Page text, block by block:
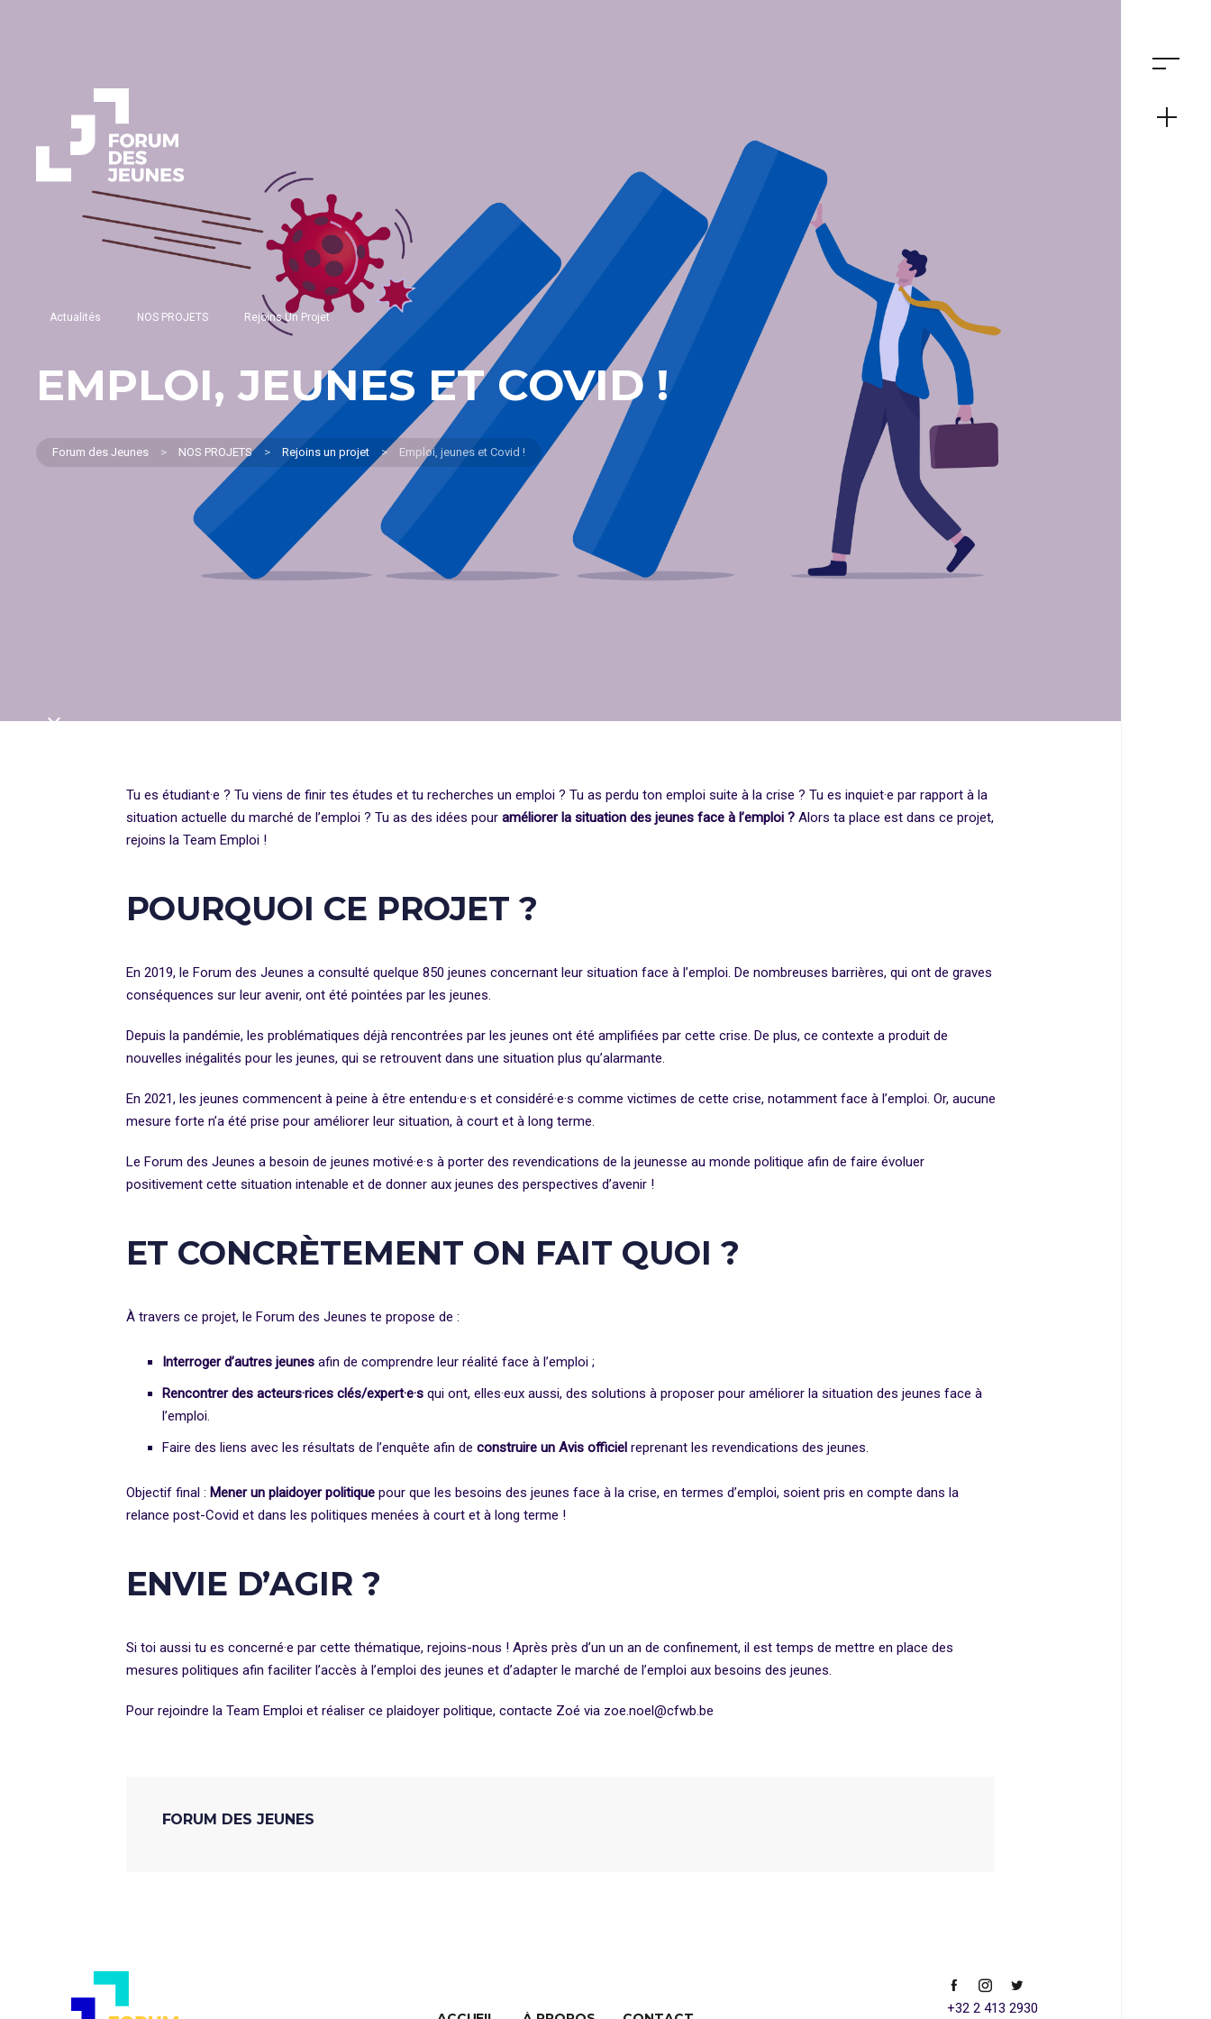
Actualités NOS PROJETS Rejoins Un Projet
EMPLOI, JEUNES ET COVID !
Forum des Jeunes > NOS PROJETS > Rejoins un projet > Emploi, jeunes et Covid !
Tu es étudiant·e ? Tu viens de finir tes études et tu recherches un emploi ? Tu as perdu ton emploi suite à la crise ? Tu es inquiet·e par rapport à la
situation actuelle du marché de l’emploi ? Tu as des idées pour améliorer la situation des jeunes face à l’emploi ? Alors ta place est dans ce projet,
rejoins la Team Emploi !
POURQUOI CE PROJET ?
En 2019, le Forum des Jeunes a consulté quelque 850 jeunes concernant leur situation face à l’emploi. De nombreuses barrières, qui ont de graves
conséquences sur leur avenir, ont été pointées par les jeunes.
Depuis la pandémie, les problématiques déjà rencontrées par les jeunes ont été amplifiées par cette crise. De plus, ce contexte a produit de
nouvelles inégalités pour les jeunes, qui se retrouvent dans une situation plus qu’alarmante.
En 2021, les jeunes commencent à peine à être entendu·e·s et considéré·e·s comme victimes de cette crise, notamment face à l’emploi. Or, aucune
mesure forte n’a été prise pour améliorer leur situation, à court et à long terme.
Le Forum des Jeunes a besoin de jeunes motivé·e·s à porter des revendications de la jeunesse au monde politique afin de faire évoluer
positivement cette situation intenable et de donner aux jeunes des perspectives d’avenir !
ET CONCRÈTEMENT ON FAIT QUOI ?
À travers ce projet, le Forum des Jeunes te propose de :
Interroger d’autres jeunesafin de comprendre leur réalité face à l’emploi ;
Rencontrer des acteurs·rices clés/expert·e·squi ont, elles·eux aussi, des solutions à proposer pour améliorer la situation des jeunes face à
l’emploi.
Faire des liens avec les résultats de l’enquête afin de construire un Avis officielreprenant les revendications des jeunes.
Objectif final : Mener un plaidoyer politiquepour que les besoins des jeunes face à la crise, en termes d’emploi, soient pris en compte dans la
relance post-Covid et dans les politiques menées à court et à long terme !
ENVIE D’AGIR ?
Si toi aussi tu es concerné·e par cette thématique, rejoins-nous ! Après près d’un un an de confinement, il est temps de mettre en place des
mesures politiques afin faciliter l’accès à l’emploi des jeunes et d’adapter le marché de l’emploi aux besoins des jeunes.
Pour rejoindre la Team Emploi et réaliser ce plaidoyer politique, contacte Zoé via zoe.noel@cfwb.be
FORUM DES JEUNES
+32 2 413 2930